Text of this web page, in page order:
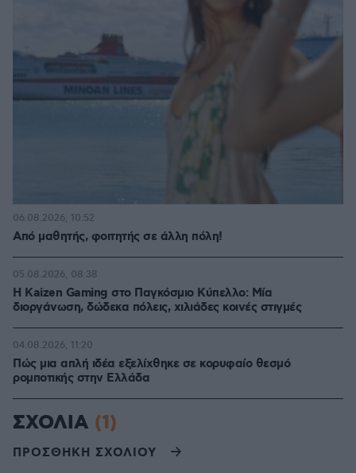
Από μαθητής, φοιτητής σε άλλη πόλη!
06.08.2026, 10:52
H Kaizen Gaming στο Παγκόσμιο Kύπελλο: Μία
διοργάνωση, δώδεκα πόλεις, χιλιάδες κοινές στιγμές
05.08.2026, 08:38
Πώς μια απλή ιδέα εξελίχθηκε σε κορυφαίο θεσμό
ρομποτικής στην Ελλάδα
04.08.2026, 11:20
ΣΧΟΛΙΑ (1)
ΠΡΟΣΘΗΚΗ ΣΧΟΛΙΟΥ